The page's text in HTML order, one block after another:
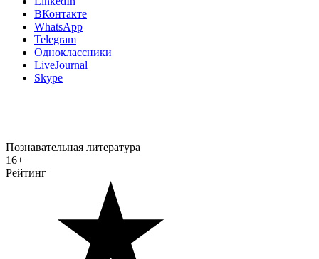
ВКонтакте
WhatsApp
Telegram
Одноклассники
LiveJournal
Skype
Познавательная литература
16+
Рейтинг